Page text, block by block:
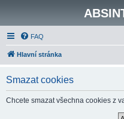
FAQ
Hlavní stránka
Smazat cookies
Chcete smazat všechna cookies z